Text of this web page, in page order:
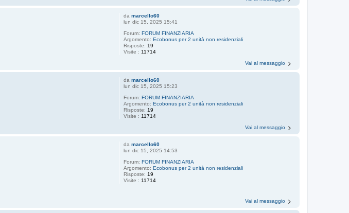
damarcello60
lun dic 15, 2025 15:41
Forum:FORUM FINANZIARIA
Argomento:Ecobonus per 2 unità non residenziali
Risposte: 19
Visite : 11714
Vai al messaggio
damarcello60
lun dic 15, 2025 15:23
Forum:FORUM FINANZIARIA
Argomento:Ecobonus per 2 unità non residenziali
Risposte: 19
Visite : 11714
Vai al messaggio
damarcello60
lun dic 15, 2025 14:53
Forum:FORUM FINANZIARIA
Argomento:Ecobonus per 2 unità non residenziali
Risposte: 19
Visite : 11714
Vai al messaggio